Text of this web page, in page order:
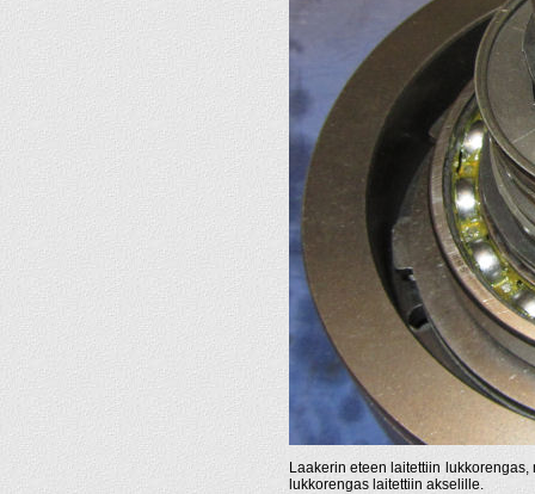
Laakerin eteen laitettiin
lukkorengas laitettiin akselille.